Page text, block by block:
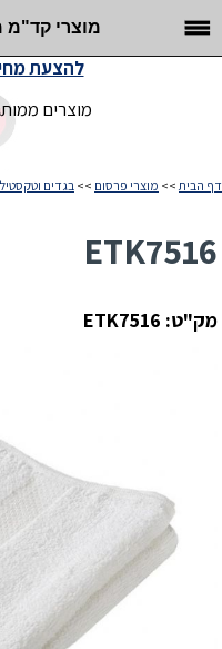
מוצרי קד"מ
מוצרים
להצעת
דף הבית >> מוצרי פרסום >> בגדים וטקסטיל
ETK7516
מק"ט: ETK7516